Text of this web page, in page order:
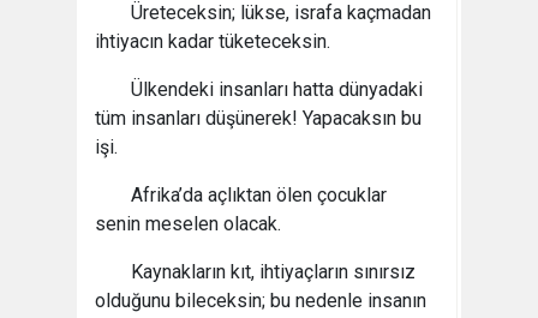
Üreteceksin; lükse, israfa kaçmadan
ihtiyacın kadar tüketeceksin.
Ülkendeki insanları hatta dünyadaki
tüm insanları düşünerek! Yapacaksın bu
işi.
Afrika’da açlıktan ölen çocuklar
senin meselen olacak.
Kaynakların kıt, ihtiyaçların sınırsız
olduğunu bileceksin; bu nedenle insanın